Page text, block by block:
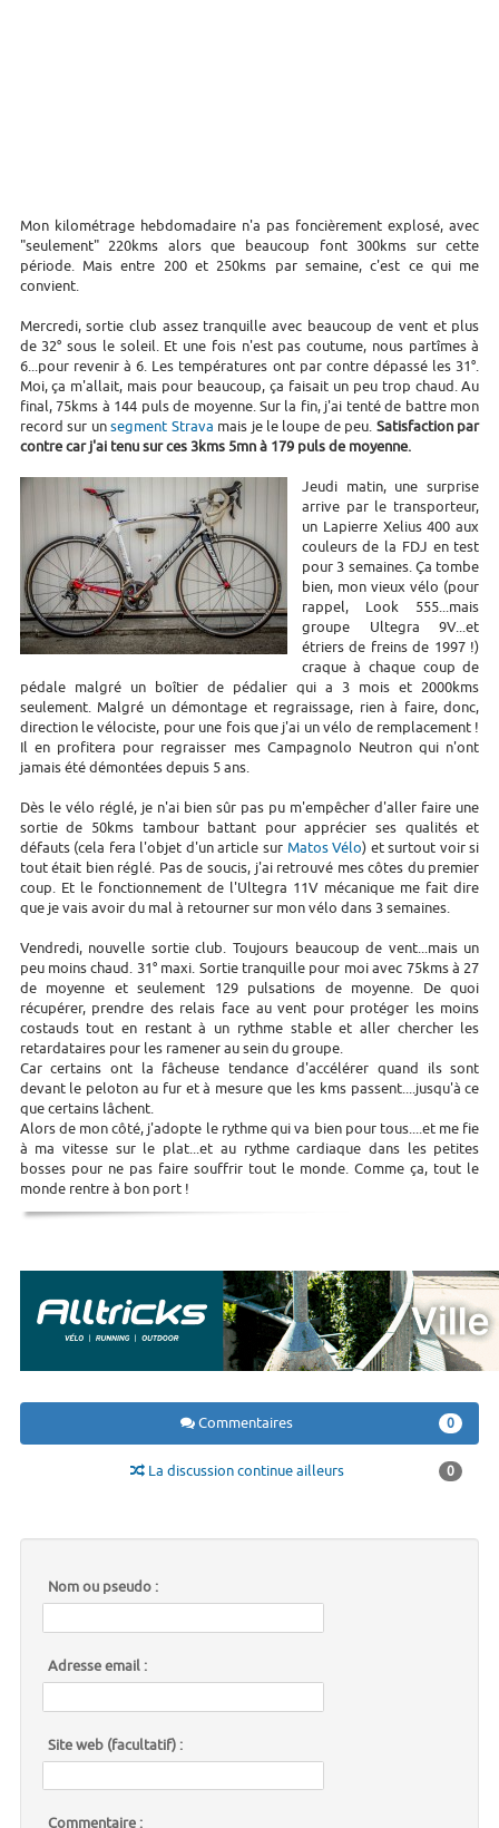
Mon kilométrage hebdomadaire n'a pas foncièrement explosé, avec
"seulement" 220kms alors que beaucoup font 300kms sur cette
période. Mais entre 200 et 250kms par semaine, c'est ce qui me
convient.
Mercredi, sortie club assez tranquille avec beaucoup de vent et plus
de 32° sous le soleil. Et une fois n'est pas coutume, nous partîmes à
6...pour revenir à 6. Les températures ont par contre dépassé les 31°.
Moi, ça m'allait, mais pour beaucoup, ça faisait un peu trop chaud. Au
final, 75kms à 144 puls de moyenne. Sur la fin, j'ai tenté de battre mon
record sur unsegment Strava mais je le loupe de peu. Satisfaction par
contre car j'ai tenu sur ces 3kms 5mn à 179 puls de moyenne.
Jeudi matin, une surprise
arrive par le transporteur,
un Lapierre Xelius 400 aux
couleurs de la FDJ en test
pour 3 semaines. Ça tombe
bien, mon vieux vélo (pour
rappel, Look 555...mais
groupe Ultegra 9V...et
étriers de freins de 1997 !)
craque à chaque coup de
pédale malgré un boîtier de pédalier qui a 3 mois et 2000kms
seulement. Malgré un démontage et regraissage, rien à faire, donc,
direction le vélociste, pour une fois que j'ai un vélo de remplacement !
Il en profitera pour regraisser mes Campagnolo Neutron qui n'ont
jamais été démontées depuis 5 ans.
Dès le vélo réglé, je n'ai bien sûr pas pu m'empêcher d'aller faire une
sortie de 50kms tambour battant pour apprécier ses qualités et
défauts (cela fera l'objet d'un article sur Matos Vélo) et surtout voir si
tout était bien réglé. Pas de soucis, j'ai retrouvé mes côtes du premier
coup. Et le fonctionnement de l'Ultegra 11V mécanique me fait dire
que je vais avoir du mal à retourner sur mon vélo dans 3 semaines.
Vendredi, nouvelle sortie club. Toujours beaucoup de vent...mais un
peu moins chaud. 31° maxi. Sortie tranquille pour moi avec 75kms à 27
de moyenne et seulement 129 pulsations de moyenne. De quoi
récupérer, prendre des relais face au vent pour protéger les moins
costauds tout en restant à un rythme stable et aller chercher les
retardataires pour les ramener au sein du groupe.
Car certains ont la fâcheuse tendance d'accélérer quand ils sont
devant le peloton au fur et à mesure que les kms passent....jusqu'à ce
que certains lâchent.
Alors de mon côté, j'adopte le rythme qui va bien pour tous....et me fie
à ma vitesse sur le plat...et au rythme cardiaque dans les petites
bosses pour ne pas faire souffrir tout le monde. Comme ça, tout le
monde rentre à bon port !
Commentaires 0
La discussion continue ailleurs 0
Nom ou pseudo :
Adresse email :
Site web (facultatif) :
Commentaire :